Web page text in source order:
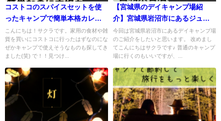
コストコのスパイスセットを使
ったキャンプで簡単本格カレー
作り＆焚き火で秋の味覚料理
こんにちは！サクラです。家用の食材や雑
貨を買いにコストコに行ったはずなのにな
ぜかキャンプで使えそうなものも探してき
ました(笑) で！！見つけ...
【宮城県のデイキャンプ場紹
介】宮城県岩沼市にあるジュニ
パーク岩沼 南ブロック
今回は宮城県岩沼市にあるデイキャンプ場
のご紹介をしたいと思います。 改めまし
てこんにちはサクラです♪ 普通のキャンプ
場に行くのもいいですが、...